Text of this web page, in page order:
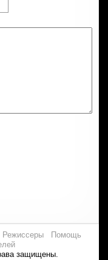
Режиссеры
Помощь
защищены.